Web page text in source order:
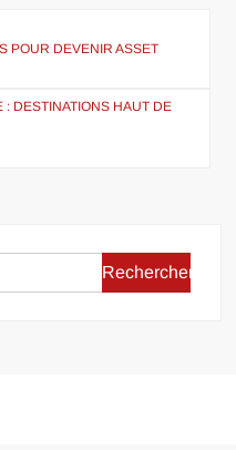
POUR DEVENIR ASSET
DESTINATIONS HAUT DE
Rechercher :